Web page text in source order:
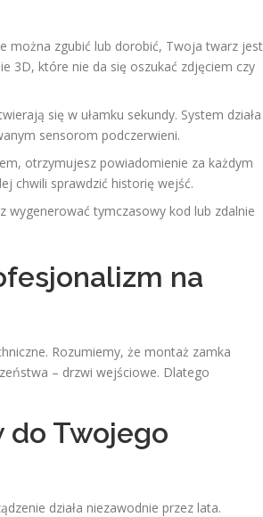
można zgubić lub dorobić, Twoja twarz jest
3D, które nie da się oszukać zdjęciem czy
się w ułamku sekundy. System działa
sensorom podczerwieni.
otrzymujesz powiadomienie za każdym
chwili sprawdzić historię wejść.
wygenerować tymczasowy kod lub zdalnie
na
Rozumiemy, że montaż zamka
– drzwi wejściowe. Dlatego
do Twojego
działa niezawodnie przez lata.